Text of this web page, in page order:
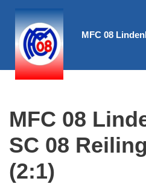
Zum
Inhalt
springen
MFC 08
MFC 08
SC 08
(2:1)